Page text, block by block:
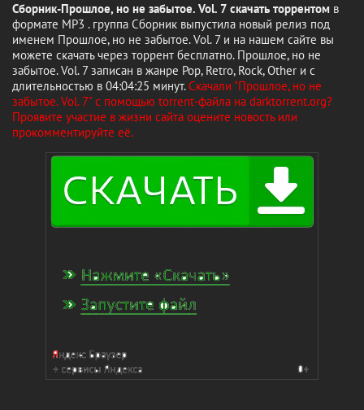
Сборник-Прошлое, но не забытое. Vol. 7 скачать торрентом в
формате MP3 . группа Сборник выпустила новый релиз под
именем Прошлое, но не забытое. Vol. 7 и на нашем сайте вы
можете скачать через торрент бесплатно. Прошлое, но не
забытое. Vol. 7 записан в жанре Pop, Retro, Rock, Other и с
длительностью в 04:04:25 минут.Скачали "Прошлое, но не
забытое. Vol. 7" с помощью torrent-файла на darktorrent.org?
Проявите участие в жизни сайта оцените новость или
прокомментируйте её.